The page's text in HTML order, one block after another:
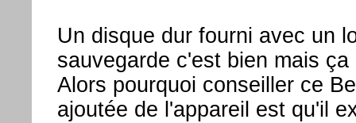
Un disque dur fourni avec un
sauvegarde c'est bien mais
Alors pourquoi conseiller ce
ajoutée de l'appareil est qu'il